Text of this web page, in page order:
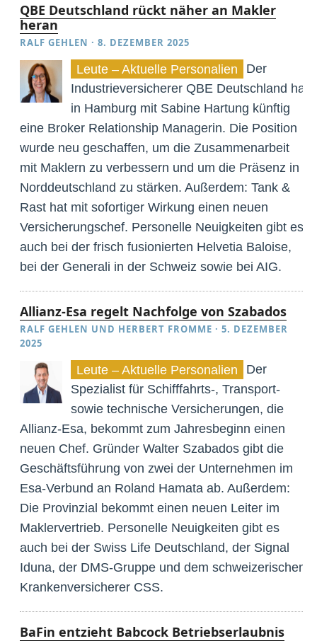
QBE Deutschland rückt näher an Makler
heran
RALF GEHLEN ·8. DEZEMBER 2025
Leute – Aktuelle Personalien
Der
Industrieversicherer QBE Deutschland hat
in Hamburg mit Sabine Hartung künftig
eine Broker Relationship Managerin. Die Position
wurde neu geschaffen, um die Zusammenarbeit
mit Maklern zu verbessern und um die Präsenz in
Norddeutschland zu stärken. Außerdem: Tank &
Rast hat mit sofortiger Wirkung einen neuen
Versicherungschef. Personelle Neuigkeiten gibt es
auch bei der frisch fusionierten Helvetia Baloise,
bei der Generali in der Schweiz sowie bei AIG.
Allianz-Esa regelt Nachfolge von Szabados
RALF GEHLEN UND HERBERT FROMME ·5. DEZEMBER
2025
Leute – Aktuelle Personalien
Der
Spezialist für Schifffahrts-, Transport-
sowie technische Versicherungen, die
Allianz-Esa, bekommt zum Jahresbeginn einen
neuen Chef. Gründer Walter Szabados gibt die
Geschäftsführung von zwei der Unternehmen im
Esa-Verbund an Roland Hamata ab. Außerdem:
Die Provinzial bekommt einen neuen Leiter im
Maklervertrieb. Personelle Neuigkeiten gibt es
auch bei der Swiss Life Deutschland, der Signal
Iduna, der DMS-Gruppe und dem schweizerischen
Krankenversicherer CSS.
BaFin entzieht Babcock Betriebserlaubnis